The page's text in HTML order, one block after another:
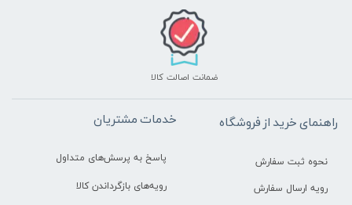
ضمانت اصالت کالا
راهنمای خرید از فروشگاه
نحوه ثبت سفارش
رویه ارسال سفارش
خدمات مشتریان
پاسخ به پرسش‌های متداول
رویه‌های بازگرداندن کالا